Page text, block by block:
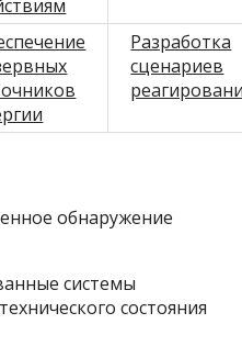
Разработка
сценариев
обнаружение
системы
состояния